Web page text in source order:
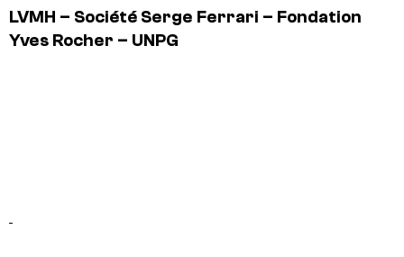
LVMH – Société Serge Ferrari – Fondation
Yves Rocher – UNPG